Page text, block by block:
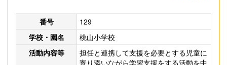
番号
129
学校・園名
桃山小学校
活動内容等
担任と連携して支援を必要とする児童に
寄り添いながら学習支援をする活動を中